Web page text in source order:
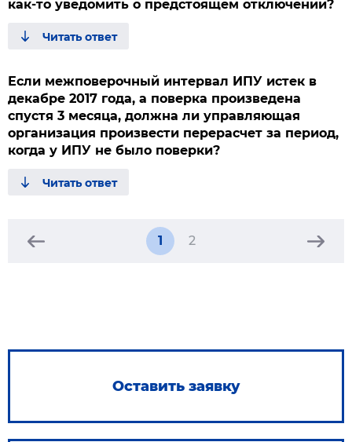
как-то уведомить о предстоящем отключении?
Если межповерочный интервал ИПУ истек в
декабре 2017 года, а поверка произведена
спустя 3 месяца, должна ли управляющая
организация произвести перерасчет за период,
когда у ИПУ не было поверки?
1 2
Оставить заявку